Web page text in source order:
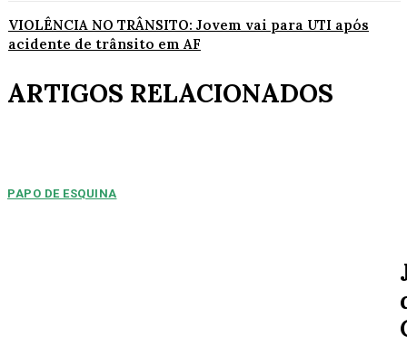
VIOLÊNCIA NO TRÂNSITO: Jovem vai para UTI após
acidente de trânsito em AF
ARTIGOS RELACIONADOS
PAPO DE ESQUINA